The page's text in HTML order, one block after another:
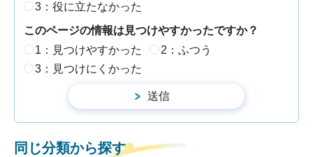
3：役に立たなかった
このページの情報は見つけやすかったですか？
1：見つけやすかった
2：ふつう
3：見つけにくかった
同じ分類から探す